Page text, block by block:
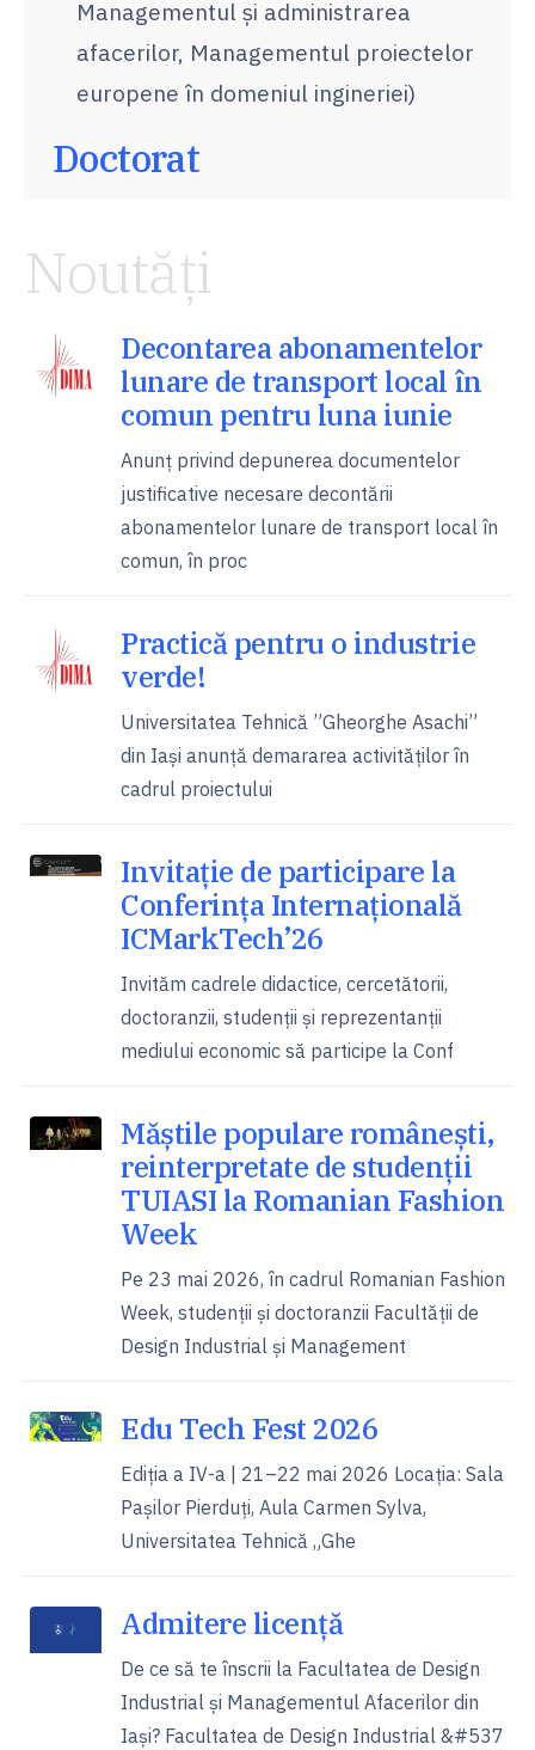
Managementul și administrarea
afacerilor, Managementul proiectelor
europene în domeniul ingineriei)
Doctorat
Noutăți
Decontarea abonamentelor
lunare de transport local în
comun pentru luna iunie
Anunț privind depunerea documentelor
justificative necesare decontării
abonamentelor lunare de transport local în
comun, în proc
Practică pentru o industrie
verde!
Universitatea Tehnică ”Gheorghe Asachi”
din Iași anunță demararea activităților în
cadrul proiectului
Invitație de participare la
Conferința Internațională
ICMarkTech’26
Invităm cadrele didactice, cercetătorii,
doctoranzii, studenții și reprezentanții
mediului economic să participe la Conf
Măștile populare românești,
reinterpretate de studenții
TUIASI la Romanian Fashion
Week
Pe 23 mai 2026, în cadrul Romanian Fashion
Week, studenții și doctoranzii Facultății de
Design Industrial și Management
Edu Tech Fest 2026
Ediția a IV-a | 21–22 mai 2026 Locația: Sala
Pașilor Pierduți, Aula Carmen Sylva,
Universitatea Tehnică „Ghe
Admitere licență
De ce să te înscrii la Facultatea de Design
Industrial și Managementul Afacerilor din
Iași? Facultatea de Design Industrial &#537